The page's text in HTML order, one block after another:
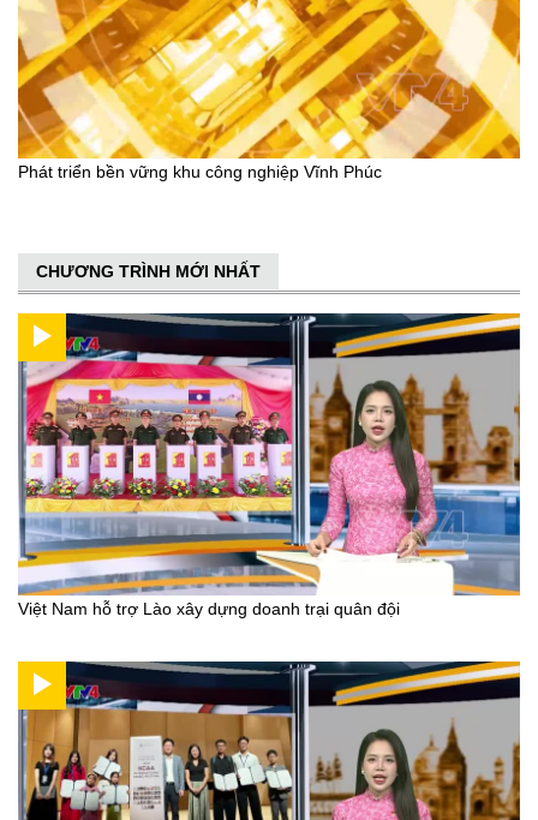
Phát triển bền vững khu công nghiệp Vĩnh Phúc
CHƯƠNG TRÌNH MỚI NHẤT
Việt Nam hỗ trợ Lào xây dựng doanh trại quân đội